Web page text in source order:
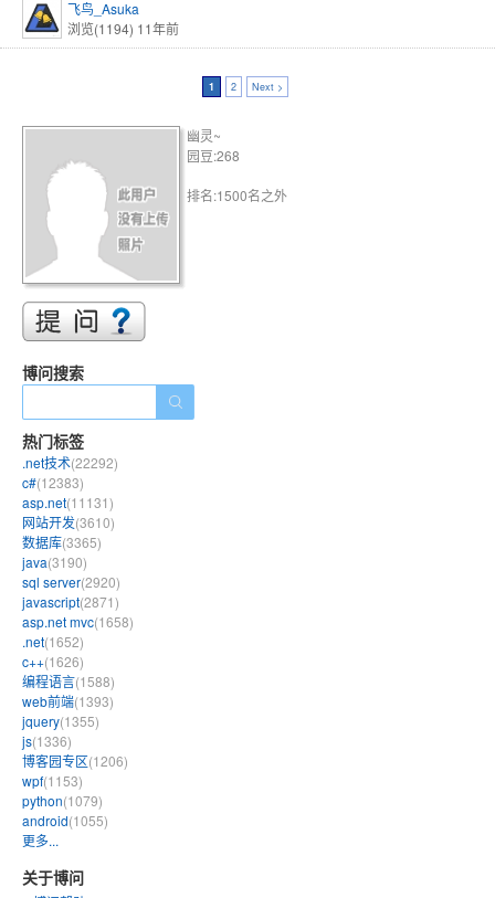
飞鸟_Asuka
浏览(1194) 11年前
1 2 Next >
幽灵~
园豆:268
排名:1500名之外
博问搜索
热门标签
.net技术(22292)
c#(12383)
asp.net(11131)
网站开发(3610)
数据库(3365)
java(3190)
sql server(2920)
javascript(2871)
asp.net mvc(1658)
.net(1652)
c++(1626)
编程语言(1588)
web前端(1393)
jquery(1355)
js(1336)
博客园专区(1206)
wpf(1153)
python(1079)
android(1055)
更多...
关于博问